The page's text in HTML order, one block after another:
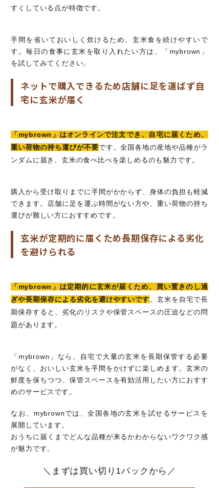
すくしている点が特徴です。
手間を省いておいしく炊けるため、玄米食を続けやすいで
す。毎日の食事に玄米を取り入れたい方は、「mybrown」
を試してみてください。
ネットで購入できるため店舗に足を運ばず自
宅に玄米が届く
「mybrown」はオンラインで注文でき、自宅に届くため、
重い荷物の持ち運びが不要です。全国各地の産地や品種がラ
ンダムに届き、玄米の食べ比べを楽しめるのも魅力です。
購入から受け取りまでに手間がかからず、身体の負担も軽減
できます。店舗に足を運ぶ時間がない方や、重い荷物の持ち
運びが難しい方におすすめです。
玄米が定期的に届くため長期保存による劣化
を避けられる
「mybrown」は定期的に玄米が届くため、買い置きのし過
ぎや長期保存による劣化を避けやすいです。玄米を自宅で長
期保存すると、劣化のリスクや保管スペースの圧迫などの問
題があります。
「mybrown」なら、自宅で大量の玄米を長期保管する必要
がなく、おいしい玄米を手間をかけずに楽しめます。玄米の
鮮度を保ちつつ、保管スペースを有効活用したい方におすす
めのサービスです。
なお、mybrownでは、全国各地の玄米を試せるサービスを
展開しています。
おうちに届くまでどんな品種が来るかわからないワクワク感
が魅力です。
＼まずは買い切り1パックから／